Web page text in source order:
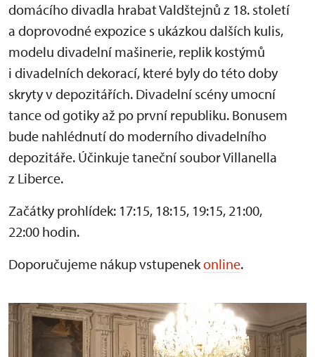
domácího divadla hrabat Valdštejnů z 18. století
a doprovodné expozice s ukázkou dalších kulis,
modelu divadelní mašinerie, replik kostýmů
i divadelních dekorací, které byly do této doby
skryty v depozitářích. Divadelní scény umocní
tance od gotiky až po první republiku. Bonusem
bude nahlédnutí do moderního divadelního
depozitáře. Účinkuje taneční soubor Villanella
z Liberce.
Začátky prohlídek: 17:15, 18:15, 19:15, 21:00,
22:00 hodin.
Doporučujeme nákup vstupenekonline.